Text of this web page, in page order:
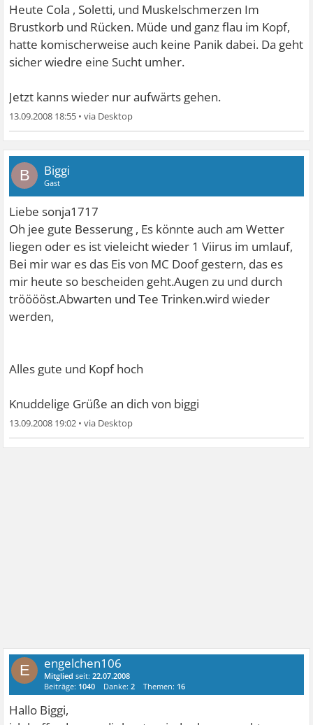
Heute Cola , Soletti, und Muskelschmerzen Im
Brustkorb und Rücken. Müde und ganz flau im Kopf,
hatte komischerweise auch keine Panik dabei. Da geht
sicher wiedre eine Sucht umher.
Jetzt kanns wieder nur aufwärts gehen.
13.09.2008 18:55 •
B Biggi
Gast
Liebe sonja1717
Oh jee gute Besserung , Es könnte auch am Wetter
liegen oder es ist vieleicht wieder 1 Viirus im umlauf,
Bei mir war es das Eis von MC Doof gestern, das es
mir heute so bescheiden geht.Augen zu und durch
trööööst.Abwarten und Tee Trinken.wird wieder
werden,
Alles gute und Kopf hoch
Knuddelige Grüße an dich von biggi
13.09.2008 19:02 •
E engelchen106
Mitglied seit:22.07.2008
Beiträge: 1040 Danke:2 Themen: 16
Hallo Biggi,